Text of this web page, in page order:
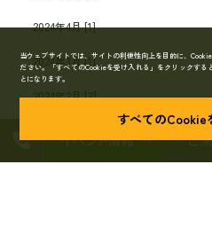
2024年4月 [1]
2024年3月 [1]
2024年2月 [2]
2023年
当ウェブサイトでは、サイトの利便性向上を目的に、
ださい。
「すべてのCookieを受け入れる」をクリックす
とになります。
すべてのCookie